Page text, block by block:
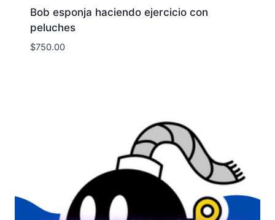
Bob esponja haciendo ejercicio con
peluches
$750.00